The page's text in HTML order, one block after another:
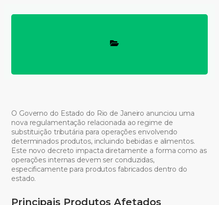
O Governo do Estado do Rio de Janeiro anunciou uma
nova regulamentação relacionada ao regime de
substituição tributária para operações envolvendo
determinados produtos, incluindo bebidas e alimentos.
Este novo decreto impacta diretamente a forma como as
operações internas devem ser conduzidas,
especificamente para produtos fabricados dentro do
estado.
Principais Produtos Afetados